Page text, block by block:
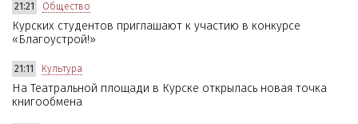
21:21 Общество
Курских студентов приглашают к участию в конкурсе
«Благоустрой!»
21:11 Культура
На Театральной площади в Курске открылась новая точка
книгообмена